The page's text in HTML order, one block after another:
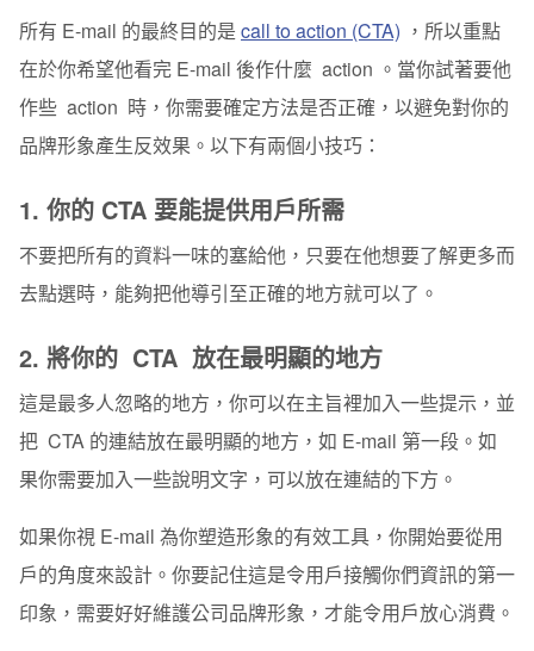
所有 E-mail 的最終目的是 call to action (CTA) ，所以重點
在於你希望他看完 E-mail 後作什麼 action 。當你試著要他
作些 action 時，你需要確定方法是否正確，以避免對你的
品牌形象產生反效果。以下有兩個小技巧：
1. 你的 CTA 要能提供用戶所需
不要把所有的資料一味的塞給他，只要在他想要了解更多而
去點選時，能夠把他導引至正確的地方就可以了。
2. 將你的 CTA 放在最明顯的地方
這是最多人忽略的地方，你可以在主旨裡加入一些提示，並
把 CTA 的連結放在最明顯的地方，如 E-mail 第一段。如
果你需要加入一些說明文字，可以放在連結的下方。
如果你視 E-mail 為你塑造形象的有效工具，你開始要從用
戶的角度來設計。你要記住這是令用戶接觸你們資訊的第一
印象，需要好好維護公司品牌形象，才能令用戶放心消費。